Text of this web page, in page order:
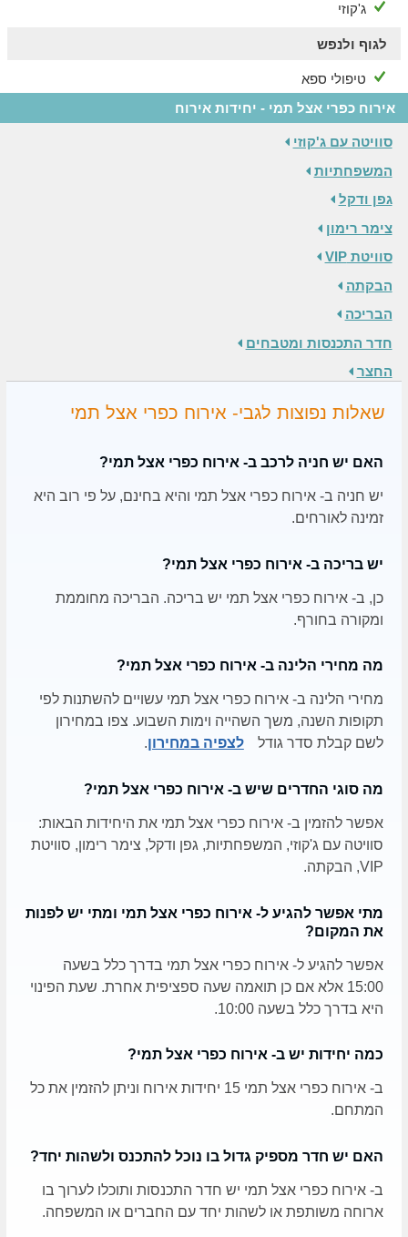
ג'קוזי
לגוף ולנפש
טיפולי ספא
אירוח כפרי אצל תמי - יחידות אירוח
סוויטה עם ג'קוזי
המשפחתיות
גפן ודקל
צימר רימון
סוויטת VIP
הבקתה
הבריכה
חדר התכנסות ומטבחים
החצר
שאלות נפוצות לגבי- אירוח כפרי אצל תמי
האם יש חניה לרכב ב- אירוח כפרי אצל תמי?
יש חניה ב- אירוח כפרי אצל תמי והיא בחינם, על פי רוב היא
זמינה לאורחים.
יש בריכה ב- אירוח כפרי אצל תמי?
כן, ב- אירוח כפרי אצל תמי יש בריכה. הבריכה מחוממת
ומקורה בחורף.
מה מחירי הלינה ב- אירוח כפרי אצל תמי?
מחירי הלינה ב- אירוח כפרי אצל תמי עשויים להשתנות לפי
תקופות השנה, משך השהייה וימות השבוע. צפו במחירון
לשם קבלת סדר גודל
לצפיה במחירון.
מה סוגי החדרים שיש ב- אירוח כפרי אצל תמי?
אפשר להזמין ב- אירוח כפרי אצל תמי את היחידות הבאות:
סוויטה עם ג'קוזי, המשפחתיות, גפן ודקל, צימר רימון, סוויטת
VIP, הבקתה.
מתי אפשר להגיע ל- אירוח כפרי אצל תמי ומתי יש לפנות
את המקום?
אפשר להגיע ל- אירוח כפרי אצל תמי בדרך כלל בשעה
15:00 אלא אם כן תואמה שעה ספציפית אחרת. שעת הפינוי
היא בדרך כלל בשעה 10:00.
כמה יחידות יש ב- אירוח כפרי אצל תמי?
ב- אירוח כפרי אצל תמי 15 יחידות אירוח וניתן להזמין את כל
המתחם.
האם יש חדר מספיק גדול בו נוכל להתכנס ולשהות יחד?
ב- אירוח כפרי אצל תמי יש חדר התכנסות ותוכלו לערוך בו
ארוחה משותפת או לשהות יחד עם החברים או המשפחה.